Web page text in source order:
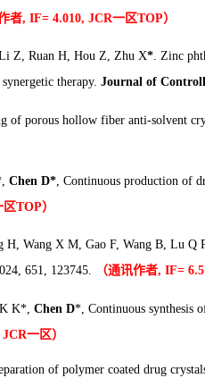
者, IF= 4.010, JCR一区TOP）
Z, Ruan H, Hou Z, Zhu X*. Zinc
therapy. Journal of
of porous hollow fiber anti-solvent
Chen D* , Continuous production of
区TOP）
Wang X M, Gao F, Wang B, Lu Q
651, 123745. （通讯作者, IF=
K*, Chen D*, Continuous synthesis
JCR一区）
of polymer coated drug